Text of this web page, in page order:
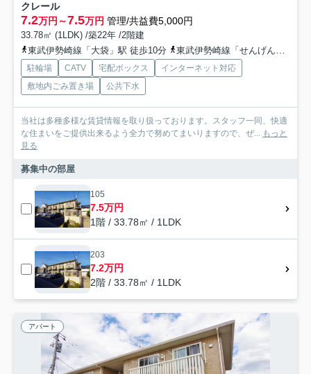
クレール
7.2万円～7.5万円 管理/共益費5,000円
33.78㎡ (1LDK) /築22年 /2階建
東武伊勢崎線「大袋」駅 徒歩10分
東武伊勢崎線「せんげん台」駅 徒歩24分
駐輪場 CATV 宅配ボックス
インターネット対応
敷地内ごみ置き場
公共下水
当社は多種多様な賃貸情報を取り扱っております。スタッフ一同、快適
な住まいをご提供出来るよう全力で努めてまいりますので、ぜ... もっと
見る
募集中の部屋
105
7.5万円
1階 / 33.78㎡ / 1LDK
203
7.2万円
2階 / 33.78㎡ / 1LDK
アパート